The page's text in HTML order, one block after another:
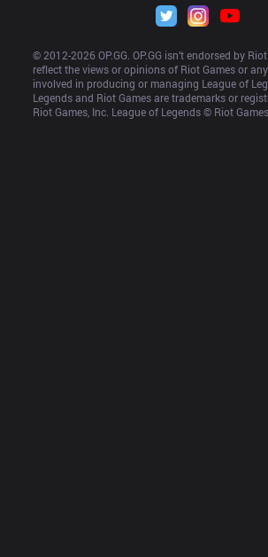
© 2012-2026 OP.GG. OP.GG isn’t endorsed by
reflect the views or opinions of Riot Games or
involved in producing or managing League of
Legends and Riot Games are trademarks or
Riot Games, Inc. League of Legends © Riot